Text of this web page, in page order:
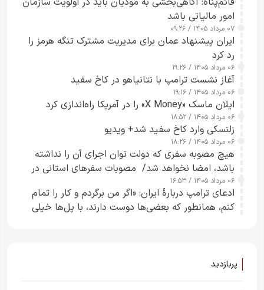
امور مالیاتی باشد
۰۷ مرداد ۱۴۰۵ / ۰۹:۲۶
ایران پیشنهاد عمان برای مدیریت مشترک تنگه هرمز را
رد کرد
۰۶ مرداد ۱۴۰۵ / ۱۹:۲۶
آغاز نشست ترامپ با نتانیاهو در کاخ سفید
۰۶ مرداد ۱۴۰۵ / ۱۹:۱۶
ایلان ماسک «X Money» را در آمریکا راه‌اندازی کرد
۰۶ مرداد ۱۴۰۵ / ۱۸:۵۲
زلنسکی وارد کاخ سفید شد+ ویدیو
۰۶ مرداد ۱۴۰۵ / ۱۸:۲۶
هیچ مصوبه سفری که دولت توان اجرای آن را نداشته
باشد، امضا نخواهد شد/ مصوبات سفرهای استانی در
چارچوب قانون بودجه است+ عکس
۰۶ مرداد ۱۴۰۵ / ۱۶:۵۳
ادعای ترامپ دربارهٔ ایران: «اگر من برگردم و کار را تمام
کنم، همانطور که بعضی‌ها دوست دارند، با پل‌ها خیلی
پربازدید